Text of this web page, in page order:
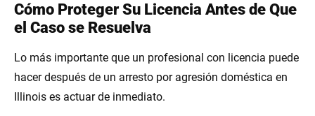
Cómo Proteger Su Licencia Antes de Que
el Caso se Resuelva
Lo más importante que un profesional con licencia puede
hacer después de un arresto por agresión doméstica en
Illinois es actuar de inmediato.